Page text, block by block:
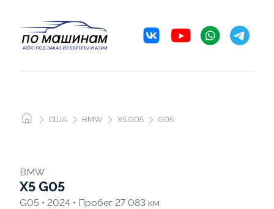
США BMW X5 G05 G05
BMW
X5 G05
G05 • 2024 • Пробег 27 083 км